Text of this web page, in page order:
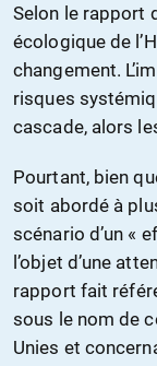
Selon le rapport
écologique de
changement.
risques
cascade, alors
Pourtant, bien
soit abordé à
scénario d’un «
l’objet d’une
rapport fait
sous le nom de
Unies et